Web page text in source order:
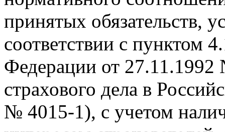
принятых обязательств,
соответствии с пунктом
Федерации от
страхового дела в
№ 4015-1), с учетом